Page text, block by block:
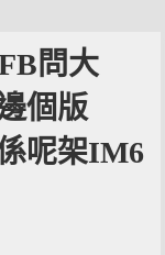
問大
個版
呢架IM6